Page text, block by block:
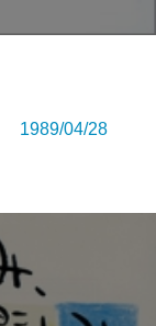
1989/04/28